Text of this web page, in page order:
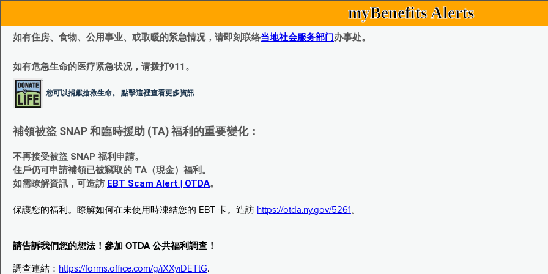
myBenefits Alerts
如有住房、食物、公用事业、或取暖的紧急情况，请即刻联络当地社会服务部门办事处。
如有危急生命的医疗紧急状况，请拨打911。
您可以捐獻搶救生命。 點擊這裡查看更多資訊
補領被盜 SNAP 和臨時援助 (TA) 福利的重要變化：
不再接受被盜 SNAP 福利申請。
住戶仍可申請補領已被竊取的 TA（現金）福利。
如需瞭解資訊，可造訪 EBT Scam Alert | OTDA。
保護您的福利。瞭解如何在未使用時凍結您的 EBT 卡。造訪 https://otda.ny.gov/5261 。
請告訴我們您的想法！參加 OTDA 公共福利調查！
調查連結： https://forms.office.com/g/iXXyiDETtG.